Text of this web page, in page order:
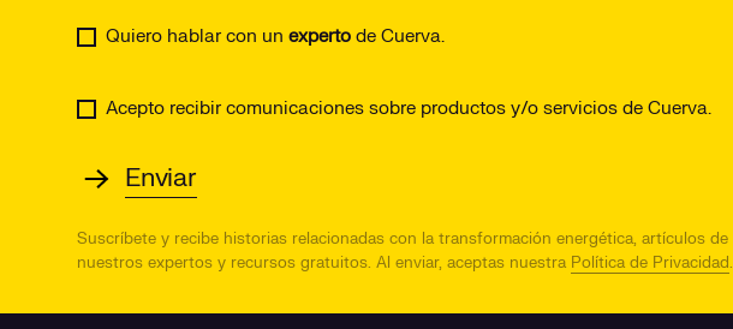
Quiero hablar con un experto de Cuerva.
Acepto recibir comunicaciones sobre productos y/o servicios de Cuerva.
Suscríbete y recibe historias relacionadas con la transformación energética, artículos de
nuestros expertos y recursos gratuitos. Al enviar, aceptas nuestra Política de Privacidad.